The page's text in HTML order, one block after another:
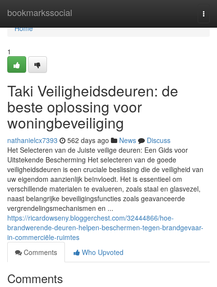
bookmarkssocial
Home
Home
1
Taki Veiligheidsdeuren: de
beste oplossing voor
woningbeveiliging
nathanielcx7393 562 days ago News
Discuss
Het Selecteren van de Juiste veilige deuren: Een Gids voor
Uitstekende Bescherming Het selecteren van de goede
veiligheidsdeuren is een cruciale beslissing die de veiligheid van
uw eigendom aanzienlijk beïnvloedt. Het is essentieel om
verschillende materialen te evalueren, zoals staal en glasvezel,
naast belangrijke beveiligingsfuncties zoals geavanceerde
vergrendelingsmechanismen en ...
https://ricardowseny.bloggerchest.com/32444866/hoe-
brandwerende-deuren-helpen-beschermen-tegen-brandgevaar-
in-commerciële-ruimtes
Comments
Who Upvoted
Comments